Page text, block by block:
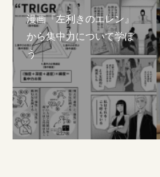
漫画『左利きのエレン』
から集中力について学ぼ
う